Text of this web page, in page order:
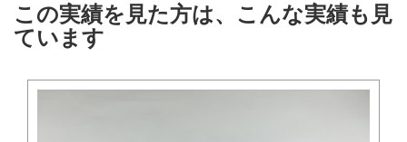
この実績を見た方は、こんな実績も見
ています